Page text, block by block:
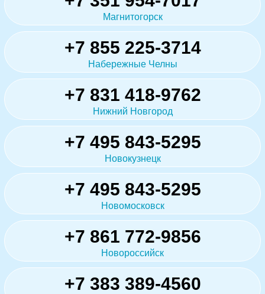
Магнитогорск
+7 855 225-3714
Набережные Челны
+7 831 418-9762
Нижний Новгород
+7 495 843-5295
Новокузнецк
+7 495 843-5295
Новомосковск
+7 861 772-9856
Новороссийск
+7 383 389-4560